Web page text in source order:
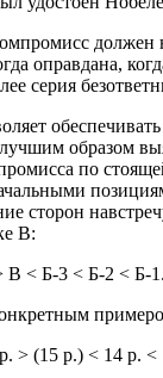
должен
оправдана,
серия
образом
по
сторон
В:
< Б-3 < Б-2 < Б-1.
> (15 р.) < 14 р. <